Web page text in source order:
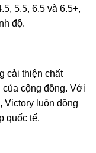
5.5, 6.5 và 6.5+,
độ.
cải thiện chất
cộng đồng. Với
Victory luôn đồng
quốc tế.